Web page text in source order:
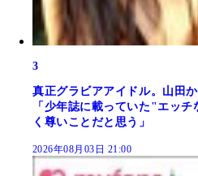
3
真正グラビアアイドル。山田
「少年誌に載っていた"エッ
く尊いことだと思う」
2026年08月03日 21:00